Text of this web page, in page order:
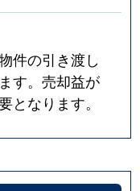
件の引き渡し
す。売却益が
となります。